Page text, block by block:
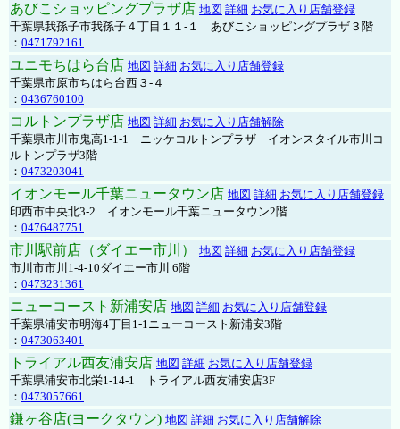
あびこショッピングプラザ店 地図 詳細 お気に入り店舗登録
千葉県我孫子市我孫子４丁目１１-１ あびこショッピングプラザ３階
： 0471792161
ユニモちはら台店 地図 詳細 お気に入り店舗登録
千葉県市原市ちはら台西３-４
： 0436760100
コルトンプラザ店 地図 詳細 お気に入り店舗解除
千葉県市川市鬼高1-1-1 ニッケコルトンプラザ イオンスタイル市川コ
ルトンプラザ3階
： 0473203041
イオンモール千葉ニュータウン店 地図 詳細 お気に入り店舗登録
印西市中央北3-2 イオンモール千葉ニュータウン2階
： 0476487751
市川駅前店（ダイエー市川） 地図 詳細 お気に入り店舗登録
市川市市川1-4-10ダイエー市川 6階
： 0473231361
ニューコースト新浦安店 地図 詳細 お気に入り店舗登録
千葉県浦安市明海4丁目1-1ニューコースト新浦安3階
： 0473063401
トライアル西友浦安店 地図 詳細 お気に入り店舗登録
千葉県浦安市北栄1-14-1 トライアル西友浦安店3F
： 0473057661
鎌ヶ谷店(ヨークタウン) 地図 詳細 お気に入り店舗解除